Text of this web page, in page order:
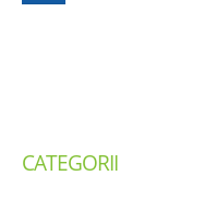
CATEGORII